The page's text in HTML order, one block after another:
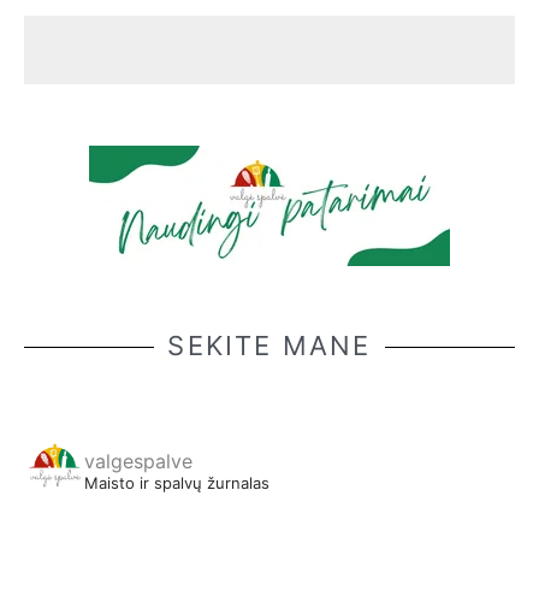
SEKITE MANE
valgespalve
Maisto ir spalvų žurnalas